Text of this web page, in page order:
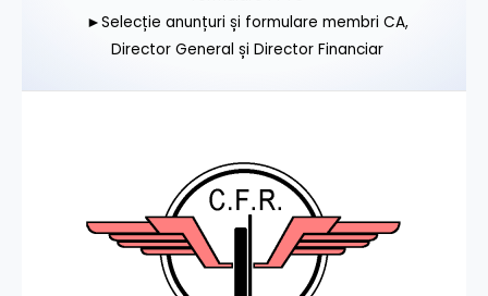
►Selecție anunțuri și formulare membri CA,
Director General și Director Financiar